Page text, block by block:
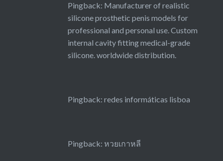
Pingback: Manufacturer of realistic
silicone prosthetic penis models for
professional and personal use. Custom
internal cavity fitting medical-grade
silicone. worldwide distribution.
Pingback: redes informáticas lisboa
Pingback: หวยเกาหลี